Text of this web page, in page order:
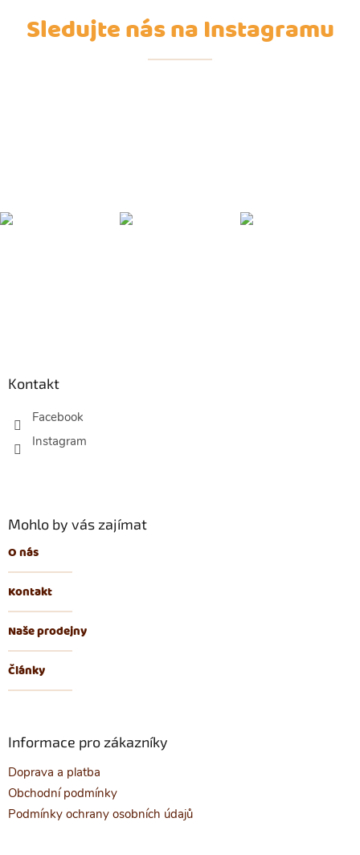
Sledujte nás na Instagramu
Kontakt
Facebook
Mohlo by vás zajímat
O nás
Kontakt
Naše prodejny
Články
Informace pro zákazníky
Doprava a platba
Obchodní podmínky
Podmínky ochrany osobních údajů